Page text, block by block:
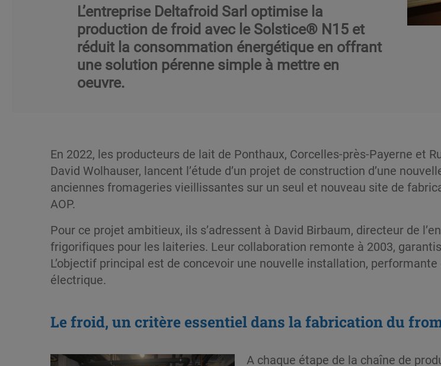
L’entreprise Deltafroid Sarl optimise la
production de froid avec le Solstice® N15 et
réduit la consommation énergétique en offrant
une solution pérenne simple à mettre en
oeuvre.
En 2022, les producteurs de lait de Ponthaux, Corcelles-près-Payerne et
David Wolhauser, lancent l’étude d’un projet de construction d’une
anciennes fromageries vieillissantes sur un seul et nouveau site de
AOP.
Pour ce projet ambitieux, ils s’adressent à David Birbaum, directeur de
frigorifiques pour les laiteries. Leur collaboration remonte à 2003,
L’objectif principal est de concevoir une nouvelle installation,
électrique.
Le froid, un critère essentiel dans la fabrication du
A chaque étape de la chaîne de